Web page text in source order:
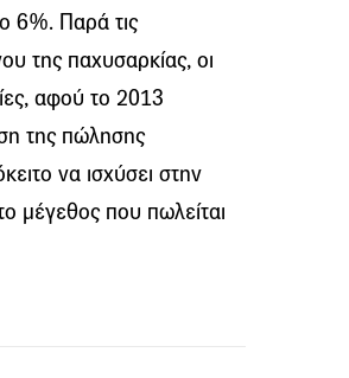
6%. Παρά τις
της παχυσαρκίας, οι
αφού το 2013
της πώλησης
να ισχύσει στην
μέγεθος που πωλείται